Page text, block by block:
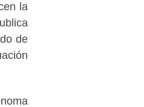
la
de